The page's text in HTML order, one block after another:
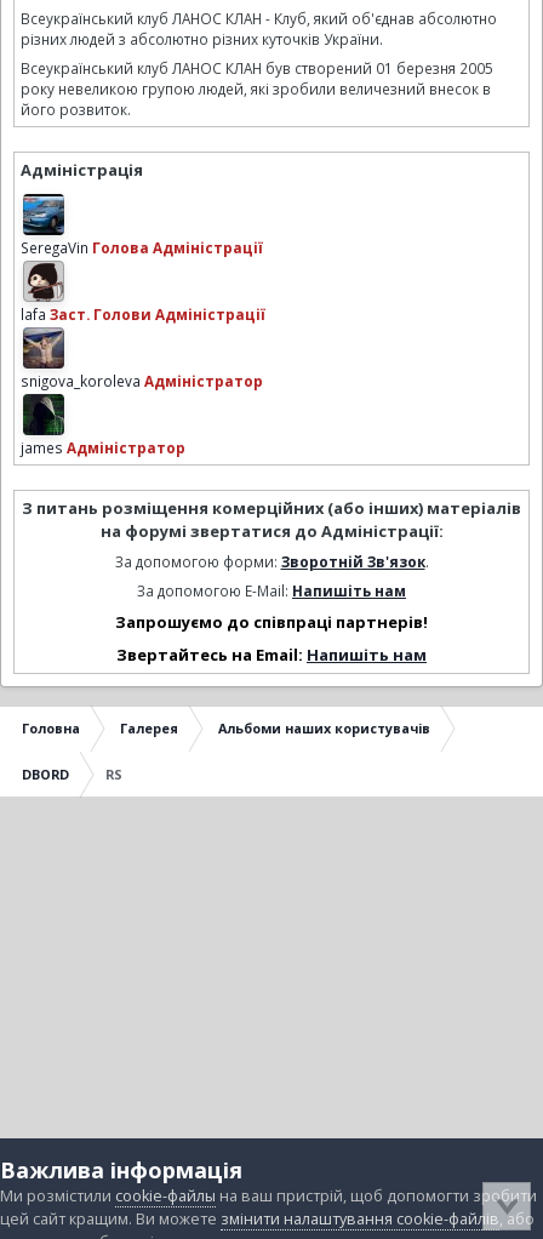
Всеукраїнський клуб ЛАНОС КЛАН - Клуб, який об'єднав абсолютно
різних людей з абсолютно різних куточків України.
Всеукраїнський клуб ЛАНОС КЛАН був створений 01 березня 2005
року невеликою групою людей, які зробили величезний внесок в
його розвиток.
Адміністрація
SeregaVin Голова Адміністрації
lafa Заст. Голови Адміністрації
snigova_koroleva Адміністратор
james Адміністратор
З питань розміщення комерційних (або інших) матеріалів
на форумі звертатися до Адміністрації:
За допомогою форми: Зворотній Зв'язок.
За допомогою E-Mail: Напишіть нам
Запрошуємо до співпраці партнерів!
Звертайтесь на Email: Напишіть нам
Головна Галерея Альбоми наших користувачів
DBORD RS
Важлива інформація
Ми розмістили cookie-файлы на ваш пристрій, щоб допомогти зробити
цей сайт кращим. Ви можете змінити налаштування cookie-файлів, або